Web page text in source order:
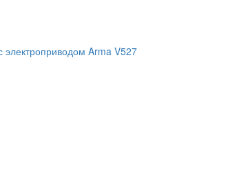
электроприводом Arma V527